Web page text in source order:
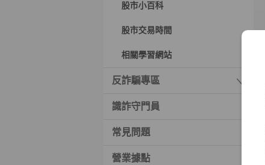
股市小百科
股市交易時間
相關學習網站
反詐騙專區
識詐守門員
常見問題
營業據點